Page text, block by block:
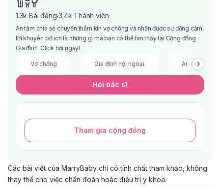
1.3k Bài đăng·3.4k Thành viên
An tâm chia sẻ chuyện thầm kín vợ chồng và nhận được sự đồng cảm,
lời khuyên bổ ích là những gì mà bạn có thể tìm thấy tại Cộng đồng
Gia đình. Click hỏi ngay!
Vợ chồng Gia đình nội ngoại Anh chị em
Hỏi bác sĩ
Tham gia cộng đồng
Các bài viết của MarryBaby chỉ có tính chất tham khảo, không
thay thế cho việc chẩn đoán hoặc điều trị y khoa.